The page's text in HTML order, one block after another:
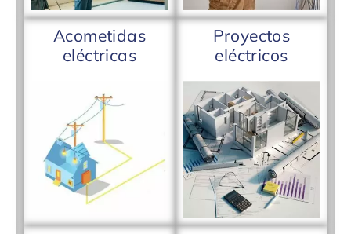
Acometidas
eléctricas
Proyectos
eléctricos